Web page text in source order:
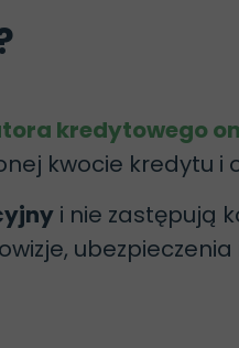
kredytowego
kwocie kredytu i
i nie zastępują